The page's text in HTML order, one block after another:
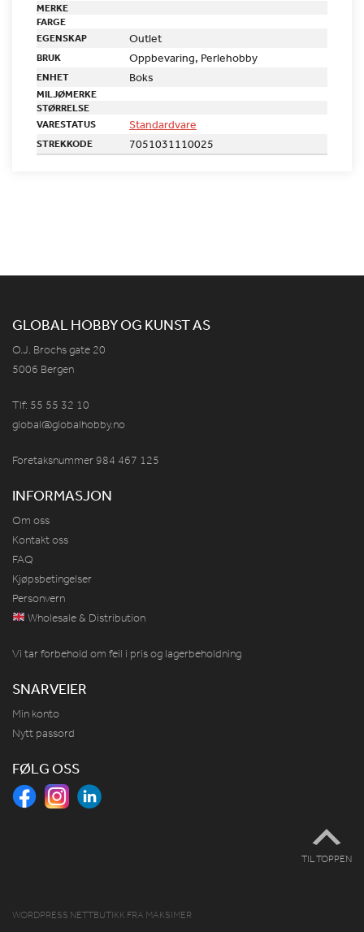
MERKE
FARGE
EGENSKAP
Outlet
BRUK Oppbevaring, Perlehobby
ENHET Boks
MILJØMERKE
STØRRELSE
VARESTATUS
Standardvare
STREKKODE 7051031110025
GLOBAL HOBBY OG KUNST AS
O.J. Brochs gate 20
5006 Bergen
Tlf: 55 55 32 10
global@globalhobby.no
Foretaksnummer 984 467 125
INFORMASJON
Om oss
Kontakt oss
FAQ
Kjøpsbetingelser
Personvern
Wholesale & Distribution
Vi tar forbehold om feil i pris og lagerbeholdning
SNARVEIER
Min konto
Nytt passord
FØLG OSS
TIL TOPPEN
WORDPRESS NETTBUTIKK FRA MAKSIMER